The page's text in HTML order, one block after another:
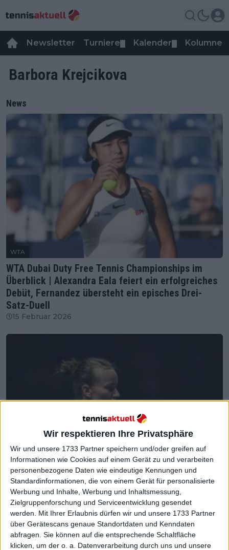
Wir respektieren Ihre Privatsphäre
Wir und unsere 1733 Partner speichern und/oder greifen auf
Informationen wie Cookies auf einem Gerät zu und verarbeiten
personenbezogene Daten wie eindeutige Kennungen und
Standardinformationen, die von einem Gerät für personalisierte
Werbung und Inhalte, Werbung und Inhaltsmessung,
Zielgruppenforschung und Serviceentwicklung gesendet
werden.
Mit Ihrer Erlaubnis dürfen wir und unsere 1733 Partner
über Gerätescans genaue Standortdaten und Kenndaten
abfragen. Sie können auf die entsprechende Schaltfläche
klicken, um der o. a. Datenverarbeitung durch uns und unsere
Newsletter Turniere Kalender Kolumnen
Barbora Krejcikova
News
WTA
WTA Dubai Duty Free Tennis Championships im
Überblick | Alexandra Eala feiert ein erfolgreiches
Debüt, Fernandez übersteht ein episches Drei-
Satz-Duell
15 Februar 2026
WTA
Barbora Krejcikova und Katie Boulter setzen ihre
enttäuschenden Kampagnen beim WTA 125-Event
fort, nachdem sie im Ranking stark abgerutscht
sind
06 November 2025